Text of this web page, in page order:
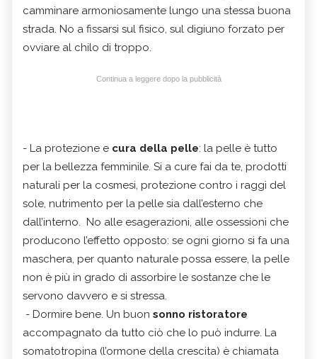
camminare armoniosamente lungo una stessa buona
strada. No a fissarsi sul fisico, sul digiuno forzato per
ovviare al chilo di troppo.
Continua a leggere dopo la pubblicità
- La protezione e cura della pelle: la pelle è tutto
per la bellezza femminile. Si a cure fai da te, prodotti
naturali per la cosmesi, protezione contro i raggi del
sole, nutrimento per la pelle sia dall’esterno che
dall’interno. No alle esagerazioni, alle ossessioni che
producono l’effetto opposto: se ogni giorno si fa una
maschera, per quanto naturale possa essere, la pelle
non è più in grado di assorbire le sostanze che le
servono davvero e si stressa.
- Dormire bene. Un buon sonno ristoratore
accompagnato da tutto ciò che lo può indurre. La
somatotropina (l’ormone della crescita) è chiamata